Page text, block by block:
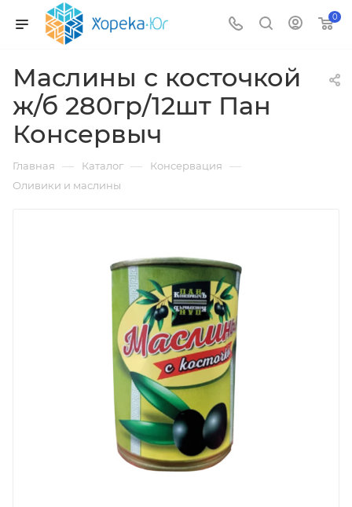
0
Маслины с косточкой
ж/б 280гр/12шт Пан
Консервыч
Главная — Каталог — Консервация —
Оливики и маслины